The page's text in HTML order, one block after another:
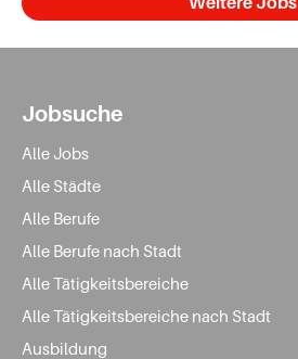
Jobsuche
Alle Jobs
Alle Städte
Alle Berufe
Alle Berufe nach Stadt
Alle Tätigkeitsbereiche
Alle Tätigkeitsbereiche nach Stadt
Ausbildung